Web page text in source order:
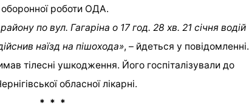
оборонної роботи ОДА.
по вул. Гагаріна о 17 год. 28 хв. 21 січня водій
наїзд на пішохода», – йдеться у повідомленні.
тілесні ушкодження. Його госпіталізували до
обласної лікарні.
* * *